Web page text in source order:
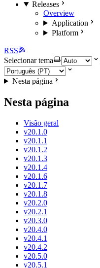
Releases
Overview
Application
Platform
RSS
Selecionar tema
Nesta página
Nesta página
Visão geral
v20.1.0
v20.1.1
v20.1.2
v20.1.3
v20.1.4
v20.1.6
v20.1.7
v20.1.8
v20.2.0
v20.2.1
v20.3.0
v20.4.0
v20.4.1
v20.4.2
v20.5.0
v20.5.1